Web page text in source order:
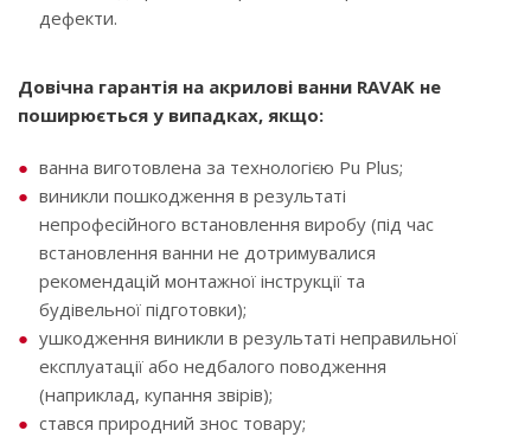
дефекти.
Довічна гарантія на акрилові ванни RAVAK не
поширюється у випадках, якщо:
ванна виготовлена ​​за технологією Pu Plus;
виникли пошкодження в результаті
непрофесійного встановлення виробу (під час
встановлення ванни не дотримувалися
рекомендацій монтажної інструкції та
будівельної підготовки);
ушкодження виникли в результаті неправильної
експлуатації або недбалого поводження
(наприклад, купання звірів);
стався природний знос товару;